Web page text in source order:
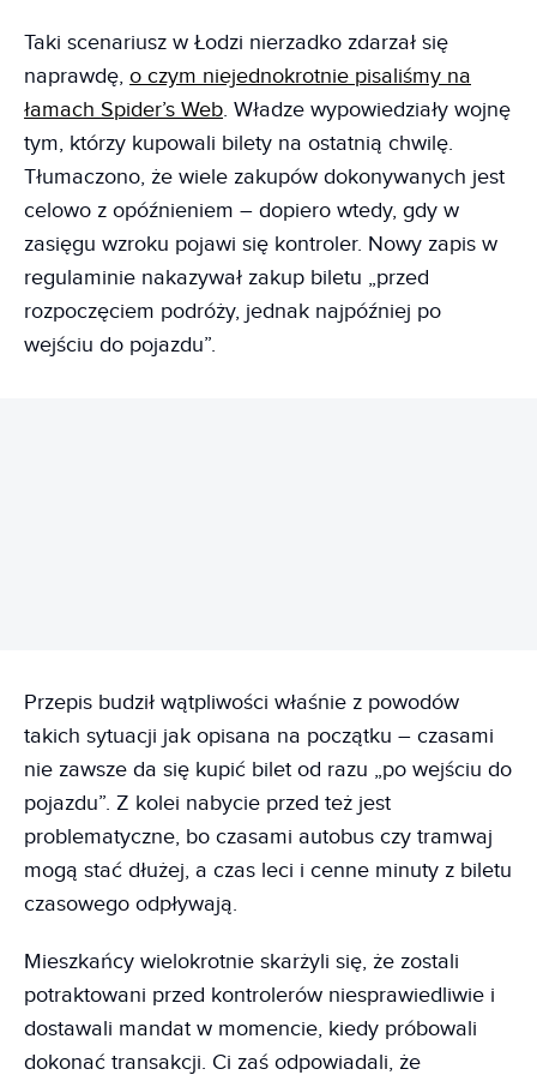
Taki scenariusz w Łodzi nierzadko zdarzał się
naprawdę, o czym niejednokrotnie pisaliśmy na
łamach Spider’s Web. Władze wypowiedziały wojnę
tym, którzy kupowali bilety na ostatnią chwilę.
Tłumaczono, że wiele zakupów dokonywanych jest
celowo z opóźnieniem – dopiero wtedy, gdy w
zasięgu wzroku pojawi się kontroler. Nowy zapis w
regulaminie nakazywał zakup biletu „przed
rozpoczęciem podróży, jednak najpóźniej po
wejściu do pojazdu”.
Przepis budził wątpliwości właśnie z powodów
takich sytuacji jak opisana na początku – czasami
nie zawsze da się kupić bilet od razu „po wejściu do
pojazdu”. Z kolei nabycie przed też jest
problematyczne, bo czasami autobus czy tramwaj
mogą stać dłużej, a czas leci i cenne minuty z biletu
czasowego odpływają.
Mieszkańcy wielokrotnie skarżyli się, że zostali
potraktowani przed kontrolerów niesprawiedliwie i
dostawali mandat w momencie, kiedy próbowali
dokonać transakcji. Ci zaś odpowiadali, że